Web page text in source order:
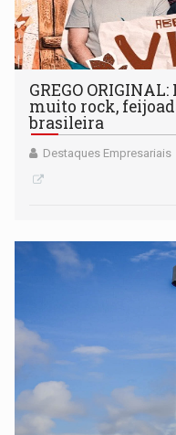
GREGO
muito rock,
brasileira
Destaques Empresariais